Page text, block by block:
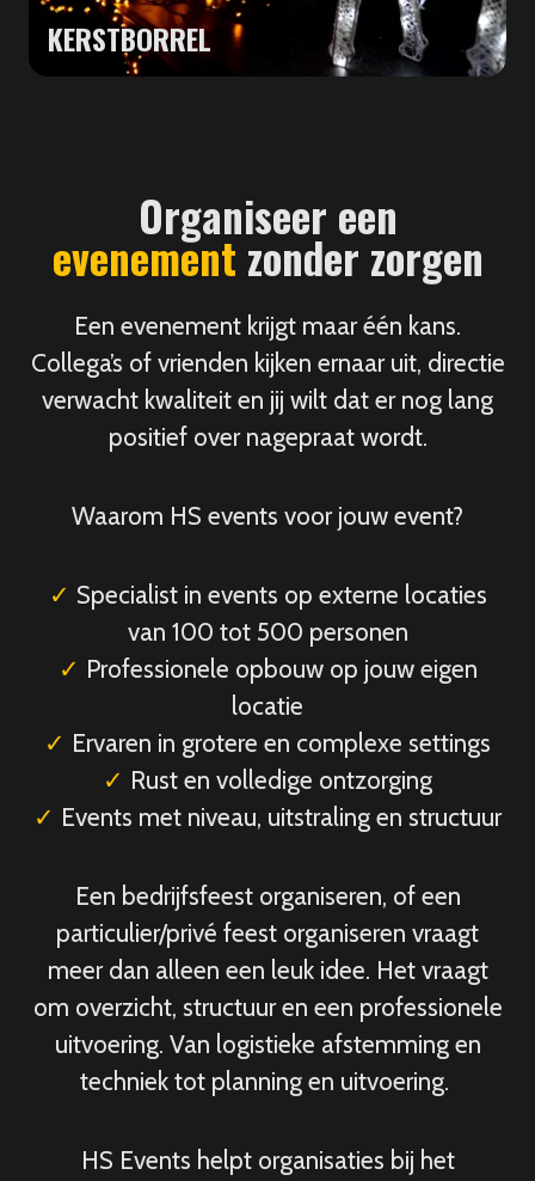
KERSTBORREL
Organiseer een
evenement zonder zorgen
Een evenement krijgt maar één kans.
Collega’s of vrienden kijken ernaar uit, directie
verwacht kwaliteit en jij wilt dat er nog lang
positief over nagepraat wordt.
Waarom HS events voor jouw event?
✓ Specialist in events op externe locaties
van 100 tot 500 personen
✓ Professionele opbouw op jouw eigen
locatie
✓ Ervaren in grotere en complexe settings
✓ Rust en volledige ontzorging
✓ Events met niveau, uitstraling en structuur
Een bedrijfsfeest organiseren, of een
particulier/privé feest organiseren vraagt
meer dan alleen een leuk idee. Het vraagt
om overzicht, structuur en een professionele
uitvoering. Van logistieke afstemming en
techniek tot planning en uitvoering.
HS Events helpt organisaties bij het